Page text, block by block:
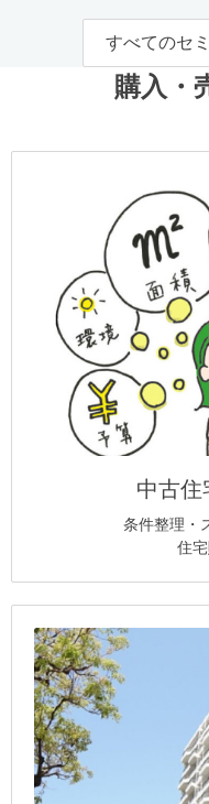
すべてのセ
購入・
中古住
条件整理・
住